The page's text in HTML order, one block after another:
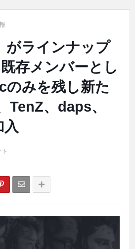
がラインナップ
存メンバーとし
みを残し新た
TenZ、daps、